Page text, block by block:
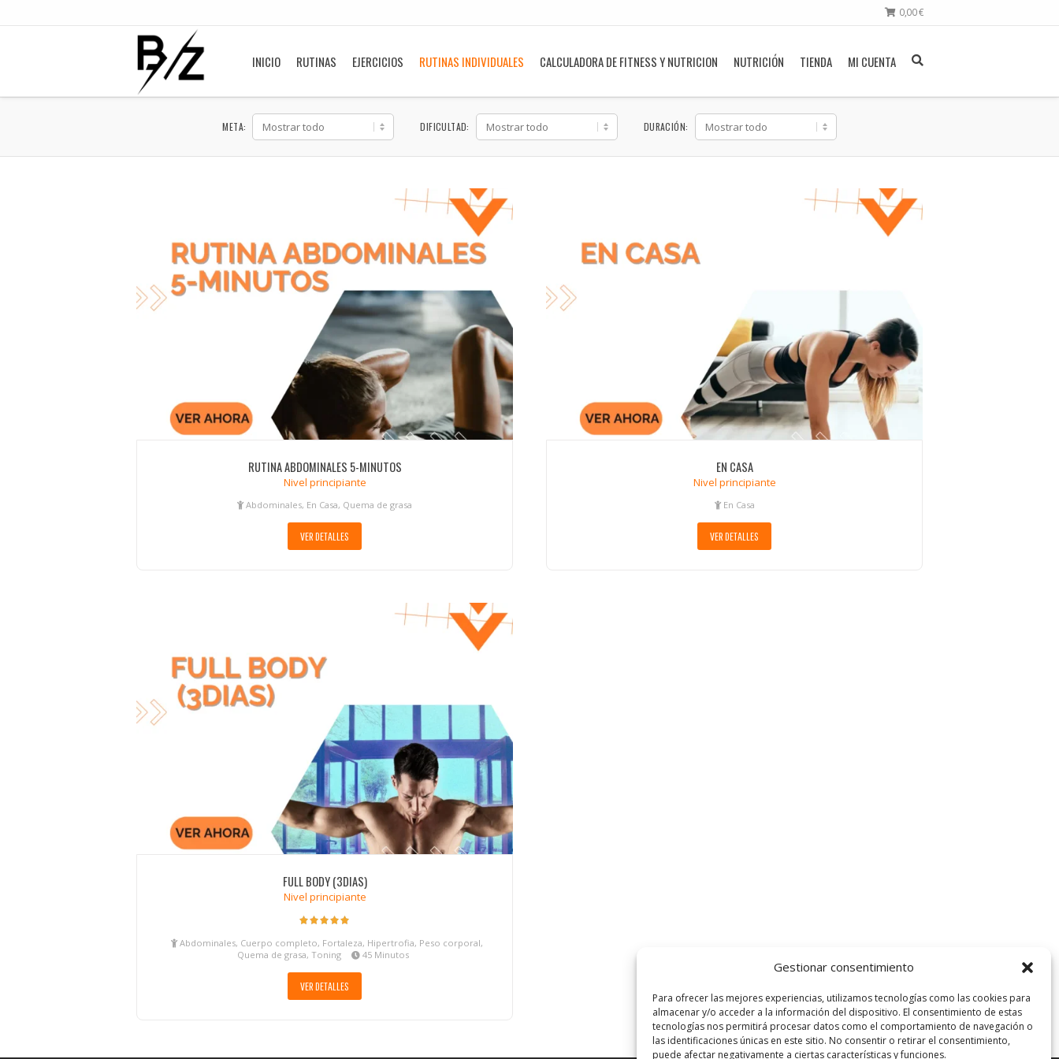
Gestionar consentimiento
Para ofrecer las mejores experiencias, utilizamos tecnologías como las cookies para
almacenar y/o acceder a la información del dispositivo. El consentimiento de estas
tecnologías nos permitirá procesar datos como el comportamiento de navegación o
las identificaciones únicas en este sitio. No consentir o retirar el consentimiento,
puede afectar negativamente a ciertas características y funciones.
0,00€
INICIO RUTINAS EJERCICIOS RUTINAS INDIVIDUALES CALCULADORA DE FITNESS Y NUTRICION NUTRICIÓN TIENDA MI CUENTA
META: DIFICULTAD: DURACIÓN:
RUTINA ABDOMINALES 5-MINUTOS
Nivel principiante
Abdominales, En Casa, Quema de grasa
VER DETALLES
EN CASA
Nivel principiante
En Casa
VER DETALLES
FULL BODY (3DIAS)
Nivel principiante
Abdominales, Cuerpo completo, Fortaleza, Hipertrofia, Peso corporal,
Quema de grasa, Toning
45 Minutos
VER DETALLES